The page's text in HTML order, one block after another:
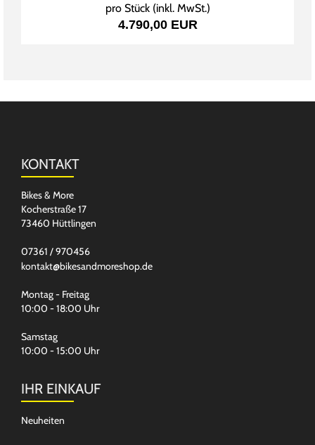
pro Stück (inkl. MwSt.)
4.790,00 EUR
KONTAKT
Bikes & More
Kocherstraße 17
73460 Hüttlingen
07361 / 970456
kontakt@bikesandmoreshop.de
Montag - Freitag
10:00 - 18:00 Uhr
Samstag
10:00 - 15:00 Uhr
IHR EINKAUF
Neuheiten